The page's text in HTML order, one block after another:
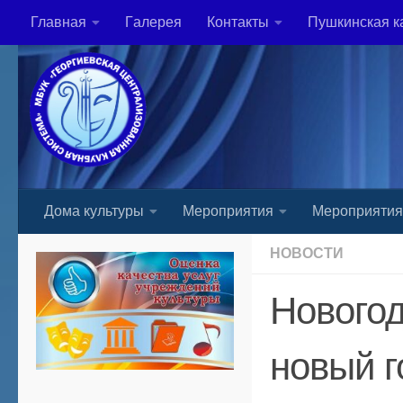
Skip to content
Главная Гaлерея Контакты Пушкинская
Дома культуры Мероприятия
НОВОСТИ
новый